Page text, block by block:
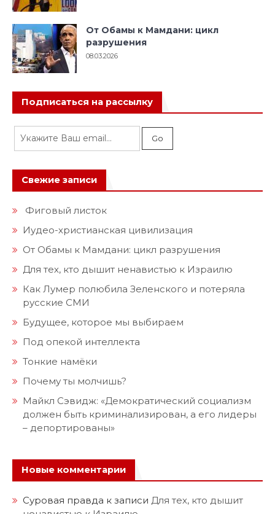
От Обамы к Мамдани: цикл
разрушения
08.03.2026
Подписаться на рассылку
Свежие записи
Фиговый листок
Иудео-христианская цивилизация
От Обамы к Мамдани: цикл разрушения
Для тех, кто дышит ненавистью к Израилю
Как Лумер полюбила Зеленского и потеряла
русские СМИ
Будущее, которое мы выбираем
Под опекой интеллекта
Тонкие намёки
Почему ты молчишь?
Майкл Сэвидж: «Демократический социализм
должен быть криминализирован, а его лидеры
– депортированы»
Новые комментарии
Суровая правда к записи Для тех, кто дышит